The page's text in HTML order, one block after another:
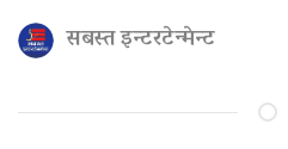
सबस्त इन्टरटेन्मेन्ट